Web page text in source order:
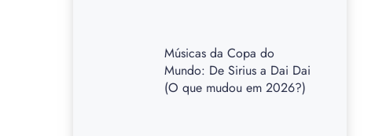
Músicas da Copa do
Mundo: De Sirius a Dai Dai
(O que mudou em 2026?)